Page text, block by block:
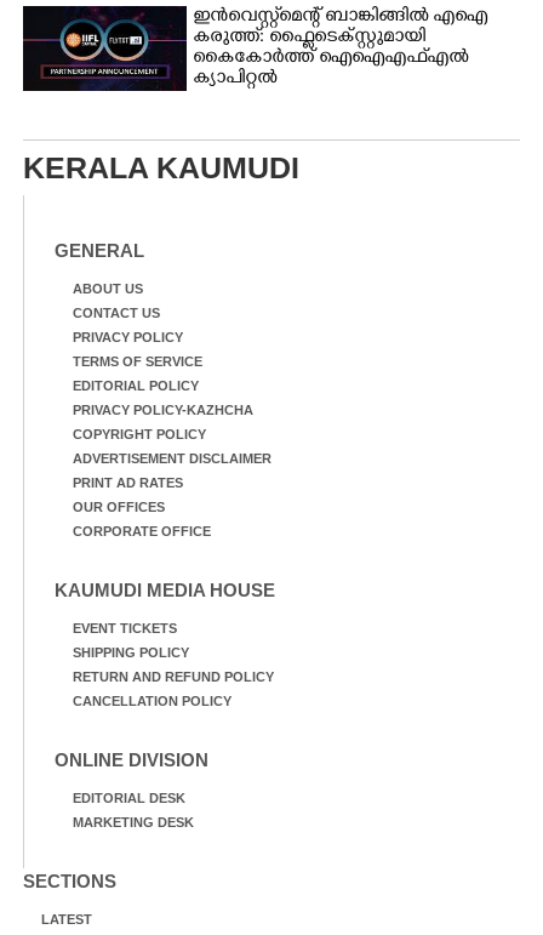
ഇൻവെസ്റ്റ്മെന്റ് ബാങ്കിങ്ങിൽ എഐ
കരുത്ത്: ഫ്ലൈടെക്സ്റ്റുമായി
കൈകോർത്ത് ഐഐഎഫ്എൽ
ക്യാപിറ്റൽ
KERALA KAUMUDI
GENERAL
ABOUT US
CONTACT US
PRIVACY POLICY
TERMS OF SERVICE
EDITORIAL POLICY
PRIVACY POLICY-KAZHCHA
COPYRIGHT POLICY
ADVERTISEMENT DISCLAIMER
PRINT AD RATES
OUR OFFICES
CORPORATE OFFICE
KAUMUDI MEDIA HOUSE
EVENT TICKETS
SHIPPING POLICY
RETURN AND REFUND POLICY
CANCELLATION POLICY
ONLINE DIVISION
EDITORIAL DESK
MARKETING DESK
SECTIONS
LATEST